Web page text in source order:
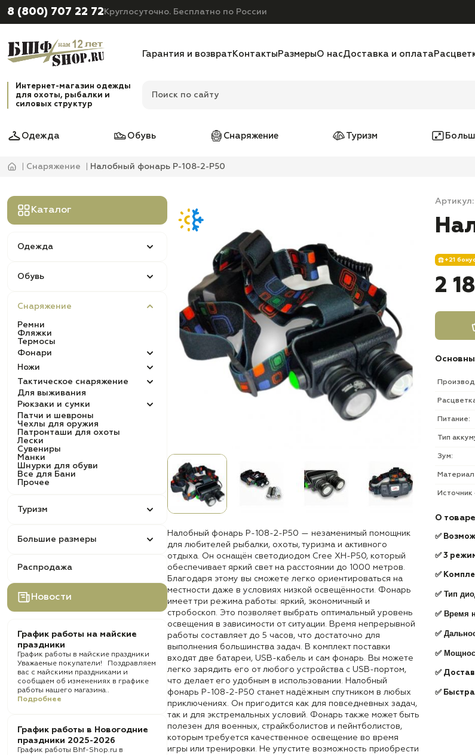
8 (800) 707 22 72 Круглосуточно. Бесплатно по России
Гарантия и возврат Контакты РазмерыО насДоставка и оплата
Интернет-магазин одежды
для охоты, рыбалки и
силовых структур
Одежда Обувь Снаряжение Туризм
Снаряжение Налобный фонарь P-108-2-P50
Каталог
Одежда
Обувь
Снаряжение
Ремни
Фляжки
Термосы
Фонари
Ножи
Тактическое снаряжение
Для выживания
Рюкзаки и сумки
Патчи и шевроны
Чехлы для оружия
Патронташи для охоты
Лески
Сувениры
Манки
Шнурки для обуви
Все для Бани
Прочее
Туризм
Большие размеры
Распродажа
Новости
График работы на майские
праздники
График работы в майские праздники
Уважаемые покупатели! Поздравляем
вас с майскими праздниками и
сообщаем об изменениях в графике
работы нашего магазина..
Подробнее
График работы в Новогодние
праздники 2025-2026
График работы Bhf-Shop.ru в
Налобный фонарь P-108-2-P50 — незаменимый помощник
для любителей рыбалки, охоты, туризма и активного
отдыха. Он оснащён светодиодом Cree XH-P50, который
обеспечивает яркий свет на расстоянии до 1000 метров.
Благодаря этому вы сможете легко ориентироваться на
местности даже в условиях низкой освещённости. Фонарь
имеет три режима работы: яркий, экономичный и
стробоскоп. Это позволяет выбрать оптимальный уровень
освещения в зависимости от ситуации. Время непрерывной
работы составляет до 5 часов, что достаточно для
выполнения большинства задач. В комплект поставки
входят две батареи, USB-кабель и сам фонарь. Вы можете
легко зарядить его от любого устройства с USB-портом,
что делает его удобным в использовании. Налобный
фонарь P-108-2-P50 станет надёжным спутником в любых
приключениях. Он пригодится как для повседневных задач,
так и для экстремальных условий. Фонарь также может быть
полезен для военных, страйкболистов и пейнтболистов,
которым требуется качественное освещение во время
игры или тренировки. Не упустите возможность приобрести
+21 бонус
2
Питание:
Тип
Зум:
Материал
Источник
О товаре
✅
✅ 3
✅
✅ Тип
✅ Время
✅
✅
✅
✅